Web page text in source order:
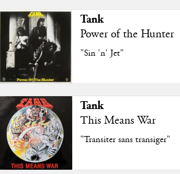
Tank
Power of the Hunter
"Sin 'n' Jet"
Tank
This Means War
"Transiter sans transiger"